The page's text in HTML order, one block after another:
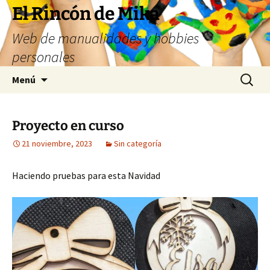
Saltar
contenido
El Rincón de Mika
Web de manualidades y hobbies
personales
Menú Buscar:
Proyecto en curso
21 noviembre, 2023 Sin categoría
Haciendo pruebas para esta Navidad